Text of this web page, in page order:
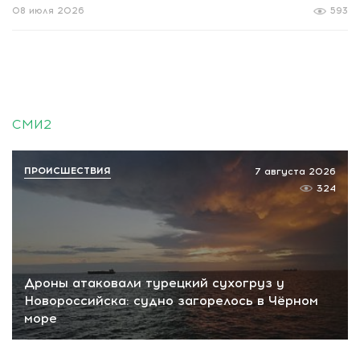
593
08 июля 2026
СМИ2
Дроны атаковали турецкий сухогруз у
Новороссийска: судно загорелось в Чёрном
море
7 августа 2026
324
ПРОИСШЕСТВИЯ